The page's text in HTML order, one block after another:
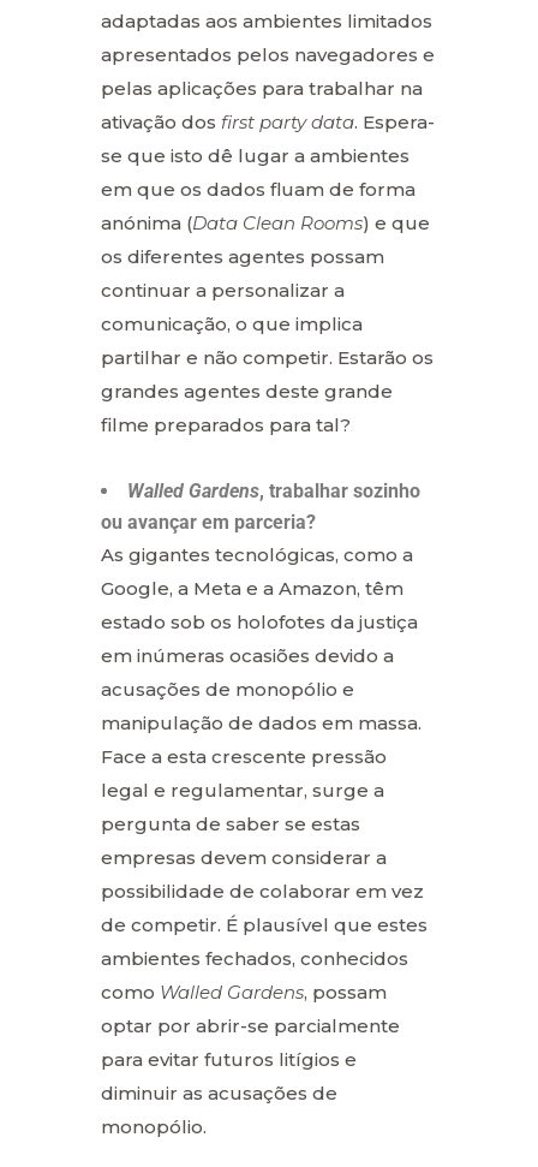
adaptadas aos ambientes limitados
apresentados pelos navegadores e
pelas aplicações para trabalhar na
ativação dos first party data. Espera-
se que isto dê lugar a ambientes
em que os dados fluam de forma
anónima (Data Clean Rooms) e que
os diferentes agentes possam
continuar a personalizar a
comunicação, o que implica
partilhar e não competir. Estarão os
grandes agentes deste grande
filme preparados para tal?
Walled Gardens, trabalhar sozinho
ou avançar em parceria?
As gigantes tecnológicas, como a
Google, a Meta e a Amazon, têm
estado sob os holofotes da justiça
em inúmeras ocasiões devido a
acusações de monopólio e
manipulação de dados em massa.
Face a esta crescente pressão
legal e regulamentar, surge a
pergunta de saber se estas
empresas devem considerar a
possibilidade de colaborar em vez
de competir. É plausível que estes
ambientes fechados, conhecidos
como Walled Gardens, possam
optar por abrir-se parcialmente
para evitar futuros litígios e
diminuir as acusações de
monopólio.